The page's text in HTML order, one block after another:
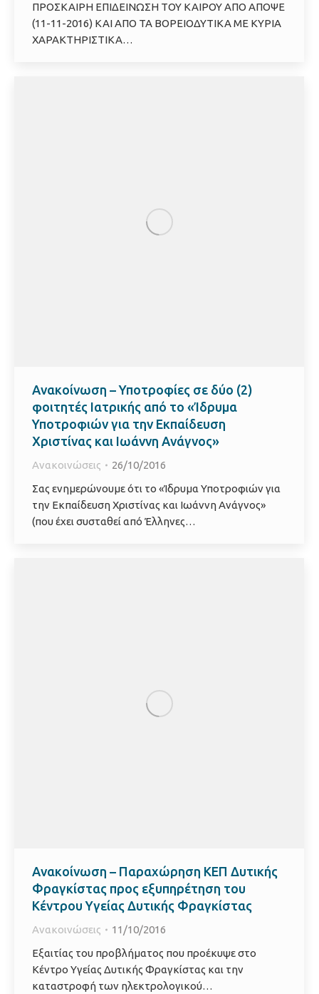
ΠΡΟΣΚΑΙΡΗ ΕΠΙΔΕΙΝΩΣΗ ΤΟΥ ΚΑΙΡΟΥ ΑΠΟ ΑΠΟΨΕ
(11-11-2016) ΚΑΙ ΑΠΟ ΤΑ ΒΟΡΕΙΟΔΥΤΙΚΑ ΜΕ ΚΥΡΙΑ
ΧΑΡΑΚΤΗΡΙΣΤΙΚΑ…
Ανακοίνωση – Υποτροφίες σε δύο (2)
φοιτητές Ιατρικής από το «Ίδρυμα
Υποτροφιών για την Εκπαίδευση
Χριστίνας και Ιωάννη Ανάγνος»
Ανακοινώσεις
26/10/2016
Σας ενημερώνουμε ότι το «Ίδρυμα Υποτροφιών για
την Εκπαίδευση Χριστίνας και Ιωάννη Ανάγνος»
(που έχει συσταθεί από Έλληνες…
Ανακοίνωση – Παραχώρηση ΚΕΠ Δυτικής
Φραγκίστας προς εξυπηρέτηση του
Κέντρου Υγείας Δυτικής Φραγκίστας
Ανακοινώσεις
11/10/2016
Εξαιτίας του προβλήματος που προέκυψε στο
Κέντρο Υγείας Δυτικής Φραγκίστας και την
καταστροφή των ηλεκτρολογικού…